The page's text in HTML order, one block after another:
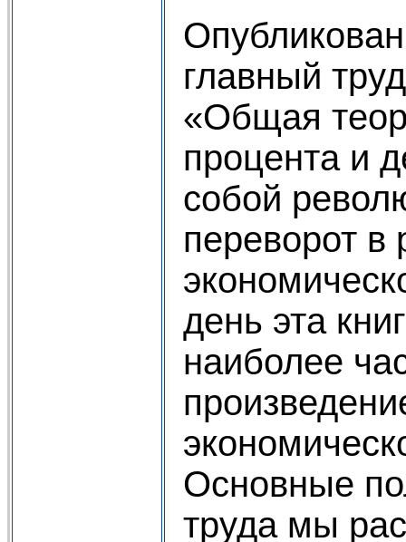
главный
«Общая
процента и
собой
переворот в
день эта
наиболее
Основные
труда мы